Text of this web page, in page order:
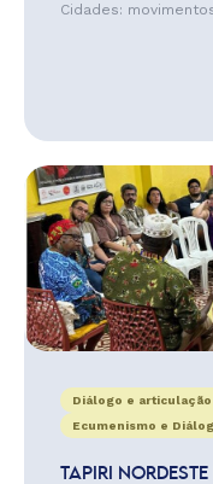
Cidades:
Diálogo e
Ecumenismo e
TAPIRI